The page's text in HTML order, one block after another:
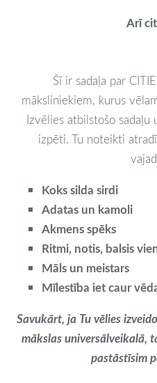
Arī
Šī ir sadaļa par
māksliniekiem, kurus
Izvēlies atbilstošo sadaļu
izpēti. Tu noteikti
Koks silda sirdi
Adatas un kamoli
Akmens spēks
Ritmi, notis, balsis
Māls un meistars
Mīlestība iet caur
Savukārt, ja Tu vēlies
mākslas universālveikalā,
pastāstīsim